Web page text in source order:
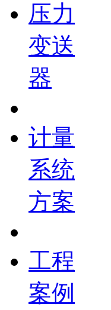
压力
变送
器
计量
系统
方案
工程
案例